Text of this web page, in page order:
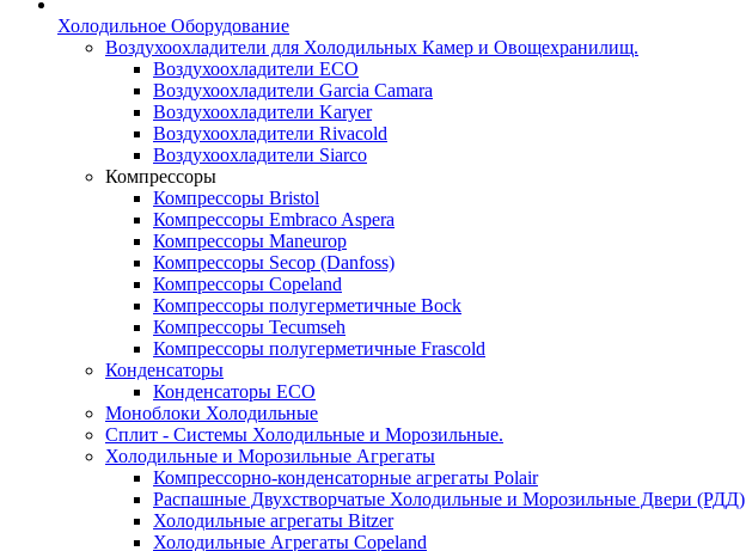
Холодильное Оборудование
Воздухоохладители для Холодильных Камер и Овощехранилищ.
Воздухоохладители ECO
Воздухоохладители Garcia Camara
Воздухоохладители Karyer
Воздухоохладители Rivacold
Воздухоохладители Siarco
Компрессоры
Компрессоры Bristol
Компрессоры Embraco Aspera
Компрессоры Maneurop
Компрессоры Secop (Danfoss)
Компрессоры Copeland
Компрессоры полугерметичные Bock
Компрессоры Tecumseh
Компрессоры полугерметичные Frascold
Конденсаторы
Конденсаторы ECO
Моноблоки Холодильные
Сплит - Системы Холодильные и Морозильные.
Холодильные и Морозильные Агрегаты
Компрессорно-конденсаторные агрегаты Polair
Распашные Двухстворчатые Холодильные и Морозильные Двери (РДД)
Холодильные агрегаты Bitzer
Холодильные Агрегаты Copeland